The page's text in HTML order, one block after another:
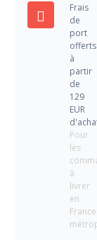
Frais
de
port
offerts
à
partir
de
129
EUR
Pour
les
à
livrer
en
France